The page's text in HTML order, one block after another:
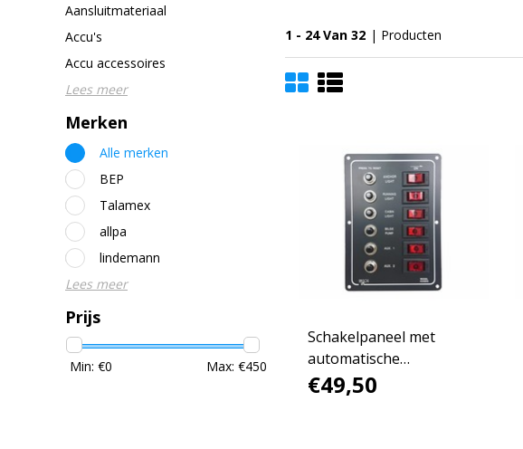
Aansluitmateriaal
Accu's
Accu accessoires
Lees meer
Merken
Alle merken
BEP
Talamex
allpa
lindemann
Lees meer
Prijs
Min: €0 Max: €450
1 - 24 Van 32 | Producten
Schakelpaneel met
automatische
zekeringen / 12V
€49,50